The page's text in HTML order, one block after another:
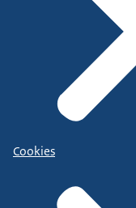
Cookies